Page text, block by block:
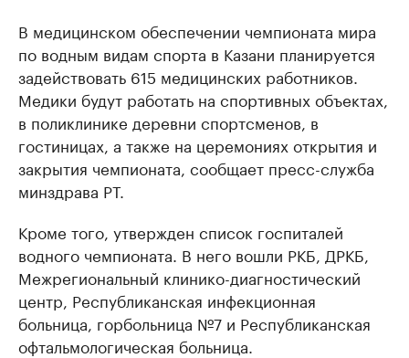
В медицинском обеспечении чемпионата мира
по водным видам спорта в Казани планируется
задействовать 615 медицинских работников.
Медики будут работать на спортивных объектах,
в поликлинике деревни спортсменов, в
гостиницах, а также на церемониях открытия и
закрытия чемпионата, сообщает пресс-служба
минздрава РТ.
Кроме того, утвержден список госпиталей
водного чемпионата. В него вошли РКБ, ДРКБ,
Межрегиональный клинико-диагностический
центр, Республиканская инфекционная
больница, горбольница №7 и Республиканская
офтальмологическая больница.